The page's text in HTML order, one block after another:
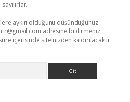
aykırı olduğunu düşündüğünüz
adresine bildirmeniz
içerisinde sitemizden kaldırılacaktır.